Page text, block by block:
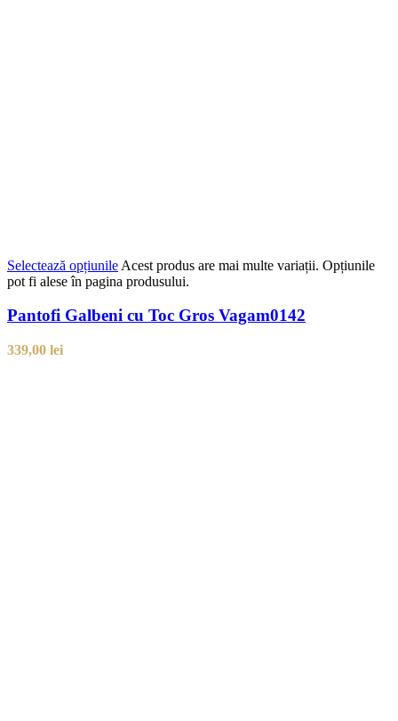
Selectează opțiunile Acest produs are mai multe variații. Opțiunile
pot fi alese în pagina produsului.
Pantofi Galbeni cu Toc Gros Vagam0142
339,00 lei